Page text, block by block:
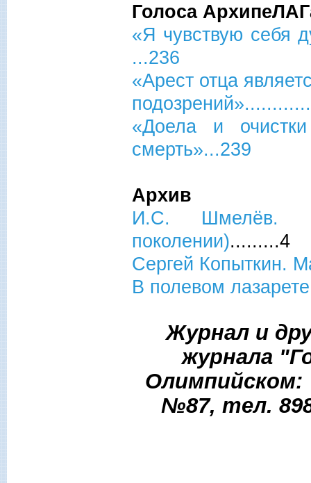
Голоса
«Я чувствую себя
...236
«Арест отца
«Доела и
смерть»...239
Архив
И.С. Шмелёв.
поколении).........4
Сергей Копыткин.
В полевом
Журнал и
журнала
№87, тел.